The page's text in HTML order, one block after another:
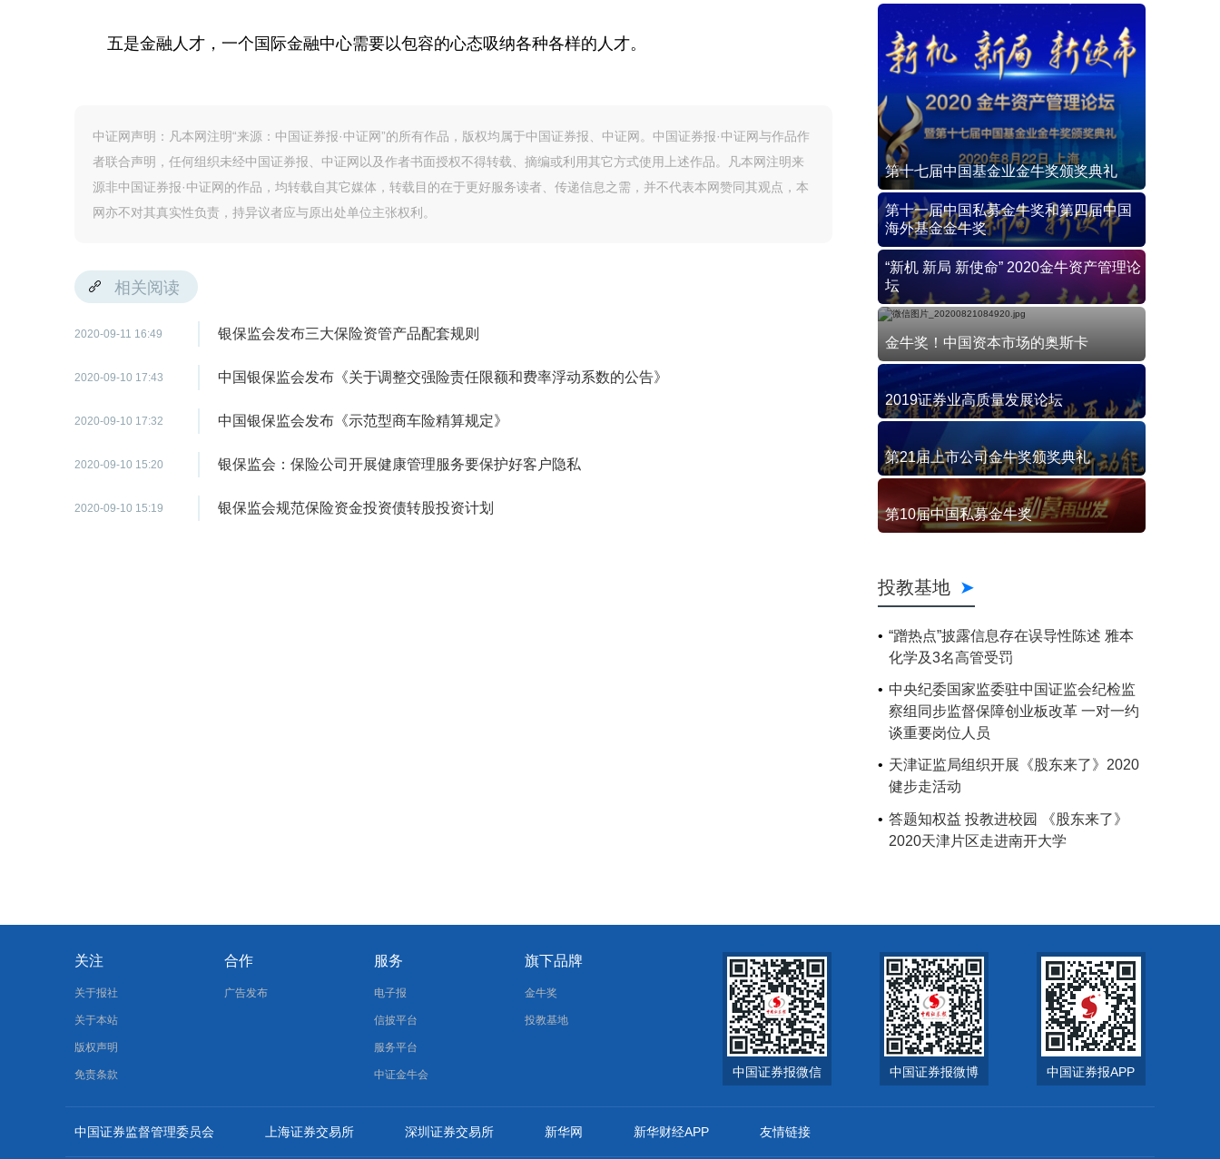
五是金融人才，一个国际金融中心需要以包容的心态吸纳各种各样的人才。
中证网声明：凡本网注明“来源：中国证券报·中证网”的所有作品，版权均属于中国证券报、中证网。中国证券报·中证网与作品作
者联合声明，任何组织未经中国证券报、中证网以及作者书面授权不得转载、摘编或利用其它方式使用上述作品。凡本网注明来
源非中国证券报·中证网的作品，均转载自其它媒体，转载目的在于更好服务读者、传递信息之需，并不代表本网赞同其观点，本
网亦不对其真实性负责，持异议者应与原出处单位主张权利。
相关阅读
2020-09-11 16:49 银保监会发布三大保险资管产品配套规则
2020-09-10 17:43 中国银保监会发布《关于调整交强险责任限额和费率浮动系数的公告》
2020-09-10 17:32 中国银保监会发布《示范型商车险精算规定》
2020-09-10 15:20 银保监会：保险公司开展健康管理服务要保护好客户隐私
2020-09-10 15:19 银保监会规范保险资金投资债转股投资计划
第十七届中国基金业金牛奖颁奖典礼
第十一届中国私募金牛奖和第四届中国
海外基金金牛奖
“新机 新局 新使命” 2020金牛资产管理论
坛
金牛奖！中国资本市场的奥斯卡
2019证券业高质量发展论坛
第21届上市公司金牛奖颁奖典礼
第10届中国私募金牛奖
投教基地
“蹭热点”披露信息存在误导性陈述 雅本
化学及3名高管受罚
中央纪委国家监委驻中国证监会纪检监
察组同步监督保障创业板改革 一对一约
谈重要岗位人员
天津证监局组织开展《股东来了》2020
健步走活动
答题知权益 投教进校园 《股东来了》
2020天津片区走进南开大学
关注
关于报社
关于本站
版权声明
免责条款
合作
广告发布
服务
电子报
信披平台
服务平台
中证金牛会
旗下品牌
金牛奖
投教基地
中国证券报微信 中国证券报微博 中国证券报APP
中国证券监督管理委员会 上海证券交易所 深圳证券交易所 新华网 新华财经APP 友情链接